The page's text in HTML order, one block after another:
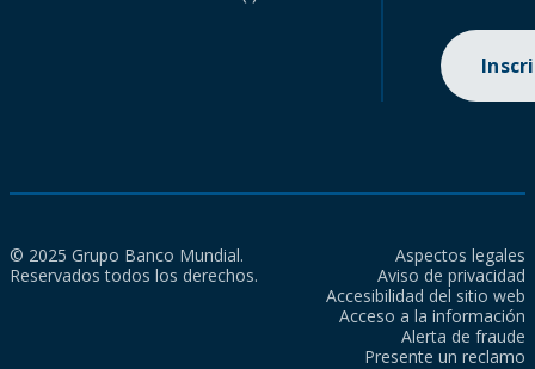
© 2025 Grupo Banco Mundial.
Reservados todos los derechos.
Aspectos legales
Aviso de privacidad
Accesibilidad del sitio web
Acceso a la información
Alerta de fraude
Presente un reclamo